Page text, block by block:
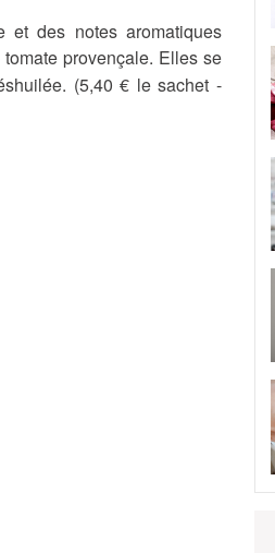
et des notes aromatiques
provençale. Elles se
(5,40 € le sachet -